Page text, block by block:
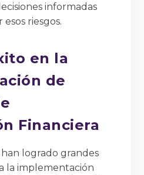
informadas
riesgos.
en la
de
Financiera
logrado grandes
la implementación